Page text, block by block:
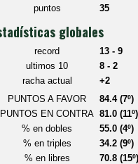
puntos 35
globales
record
13 - 9
ultimos 10
8 - 2
racha actual
+2
PUNTOS A FAVOR
84.4 (7º)
PUNTOS EN CONTRA 81.0 (11º)
% en dobles
55.0 (4º)
% en triples
34.2 (9º)
% en libres
70.8 (15º)